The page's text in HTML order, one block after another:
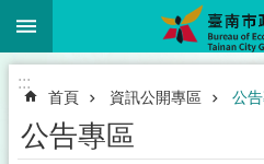
跳到主要內容區塊
:::
首頁 資訊公開專區 公
公告專區